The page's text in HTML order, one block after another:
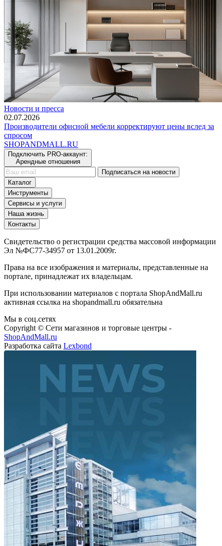
Новости и пресса
02.07.2026
Производители офисной мебели корректируют цены вслед за
спросом
SHOPANDMALL.RU
Подключить PRO-аккаунт:
Арендные отношения
Подписаться на новости
Каталог
Инструменты
Сервисы и услуги
Наша жизнь
Контакты
Свидетельство о регистрации средства массовой информации
Эл №ФС77-34957 от 13.01.2009г.
Права на все изображения и материалы, представленные на
портале, принадлежат их владельцам.
При использовании материалов с портала ShopAndMall.ru
активная ссылка на shopandmall.ru обязательна
Мы в соц.сетях
Copyright © Сети магазинов и торговые центры -
ShopAndMall.ru
Разработка сайта Lexbond